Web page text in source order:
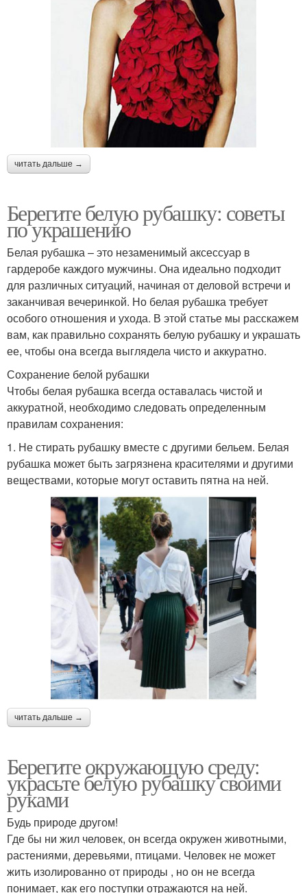
читать дальше →
Берегите белую рубашку: советы
по украшению
Белая рубашка – это незаменимый аксессуар в
гардеробе каждого мужчины. Она идеально подходит
для различных ситуаций, начиная от деловой встречи и
заканчивая вечеринкой. Но белая рубашка требует
особого отношения и ухода. В этой статье мы расскажем
вам, как правильно сохранять белую рубашку и украшать
ее, чтобы она всегда выглядела чисто и аккуратно.
Сохранение белой рубашки
Чтобы белая рубашка всегда оставалась чистой и
аккуратной, необходимо следовать определенным
правилам сохранения:
1. Не стирать рубашку вместе с другими бельем. Белая
рубашка может быть загрязнена красителями и другими
веществами, которые могут оставить пятна на ней.
читать дальше →
Берегите окружающую среду:
украсьте белую рубашку своими
руками
Будь природе другом!
Где бы ни жил человек, он всегда окружен животными,
растениями, деревьями, птицами. Человек не может
жить изолированно от природы , но он не всегда
понимает, как его поступки отражаются на ней.